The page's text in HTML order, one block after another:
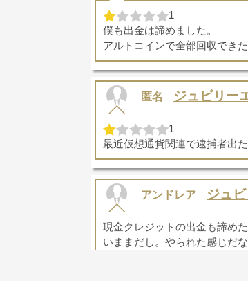
1
僕も出金は諦めました。
アルトコインで全部回収でき
匿名 ジュビリー
1
最近仮想通貨関連で逮捕者出
アンドレア ジュ
現金クレジットの出金も諦め
いままだし。やられた感じだ